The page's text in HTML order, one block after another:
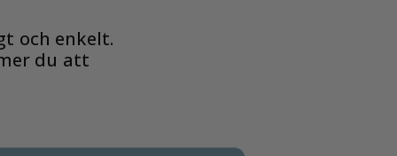
och enkelt.
du att